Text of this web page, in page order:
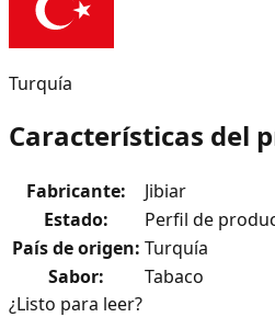
Turquía
Características del
Fabricante:
Jibiar
Estado:
Perfil de
País de origen: Turquía
Sabor:
Tabaco
¿Listo para leer?